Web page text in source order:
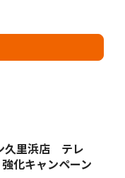
久里浜店 テレ
化キャンペーン